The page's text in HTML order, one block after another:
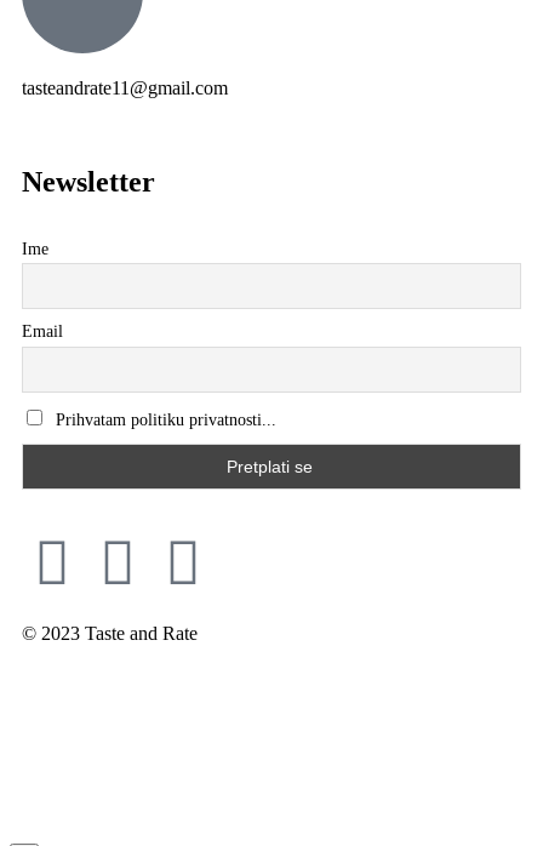
tasteandrate11@gmail.com
Newsletter
Ime
Email
Prihvatam politiku privatnosti...
© 2023 Taste and Rate